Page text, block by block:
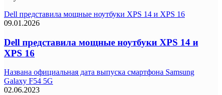
Dell представила мощные ноутбуки XPS 14 и XPS 16
09.01.2026
Dell представила мощные ноутбуки XPS 14 и
XPS 16
Названа официальная дата выпуска смартфона Samsung
Galaxy F54 5G
02.06.2023